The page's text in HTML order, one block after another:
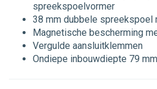
spreekspoelvormer
38 mm dubbele spreekspoel
Magnetische bescherming
Vergulde aansluitklemmen
Ondiepe inbouwdiepte 79